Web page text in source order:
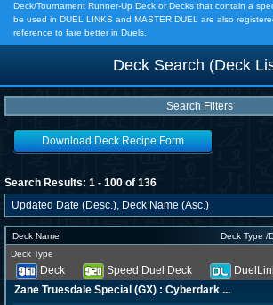
Deck/Tournament Runner-Up Deck or Decks that contain a
be used in DUEL LINKS and MASTER DUEL are also
reference to fare better in Duels.
Deck Search (Deck
Search Filters
Download Deck Recipe Form
Search Results: 1 - 100 of 136
Deck Name
Deck Type /
Deck Type
Deck Speed Duel Deck
Zane Truesdale Special (GX) : Cyberdark ...